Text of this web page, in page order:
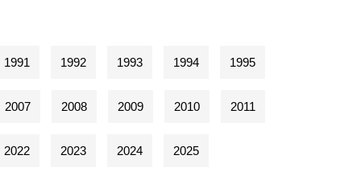
1991 1992 1993 1994 1995
2007 2008 2009 2010 2011
2022 2023 2024 2025